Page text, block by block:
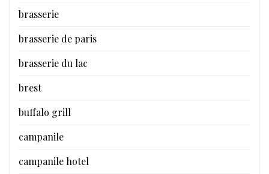
brasserie
brasserie de paris
brasserie du lac
brest
buffalo grill
campanile
campanile hotel